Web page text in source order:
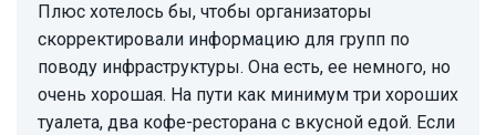
Плюс хотелось бы, чтобы организаторы
скорректировали информацию для групп по
поводу инфраструктуры. Она есть, ее немного, но
очень хорошая. На пути как минимум три хороших
туалета, два кофе-ресторана с вкусной едой. Если